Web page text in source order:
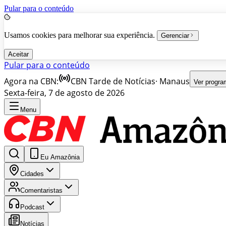
Pular para o conteúdo
Usamos cookies para melhorar sua experiência. Gerenciar
Aceitar
Pular para o conteúdo
Agora na CBN:
CBN Tarde de Notícias· Manaus Ver
Sexta-feira, 7 de agosto de 2026
Menu
Eu Amazônia
Cidades
Comentaristas
Podcast
Notícias